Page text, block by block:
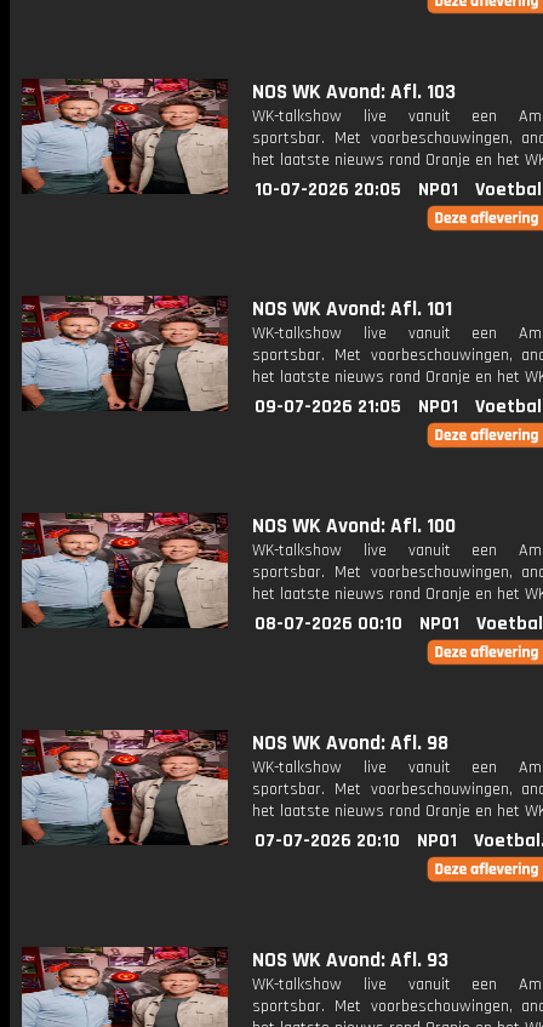
NOS WK Avond: Afl. 103
WK-talkshow live vanuit een
sportsbar. Met voorbeschouwingen,
het laatste nieuws rond Oranje en het
10-07-2026 20:05 NPO1
NOS WK Avond: Afl. 101
WK-talkshow live vanuit een
sportsbar. Met voorbeschouwingen,
het laatste nieuws rond Oranje en het
09-07-2026 21:05 NPO1
NOS WK Avond: Afl. 100
WK-talkshow live vanuit een
sportsbar. Met voorbeschouwingen,
het laatste nieuws rond Oranje en het
08-07-2026 00:10 NPO1
NOS WK Avond: Afl. 98
WK-talkshow live vanuit een
sportsbar. Met voorbeschouwingen,
het laatste nieuws rond Oranje en het
07-07-2026 20:10 NPO1
NOS WK Avond: Afl. 93
WK-talkshow live vanuit een
sportsbar. Met voorbeschouwingen,